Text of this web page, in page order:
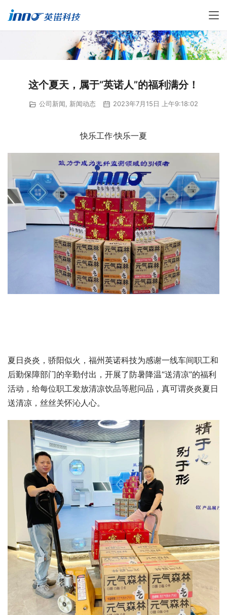
这个夏天，属于“英诺人”的福利满分！
公司新闻, 新闻动态 2023年7月15日 上午9:18:02
快乐工作·快乐一夏
夏日炎炎，骄阳似火，福州英诺科技为感谢一线车间职工和
后勤保障部门的辛勤付出，开展了防暑降温“送清凉”的福利
活动，给每位职工发放清凉饮品等慰问品，真可谓炎炎夏日
送清凉，丝丝关怀沁人心。